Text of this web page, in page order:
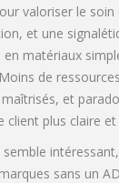
valoriser le soin
et une
en matériaux
de
et
client plus claire
intéressant,
sans un